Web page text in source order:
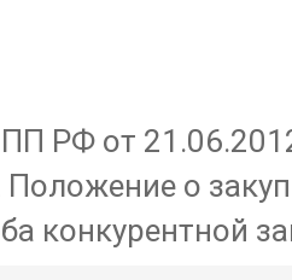
РФ от
о
конкурентной